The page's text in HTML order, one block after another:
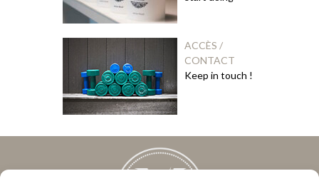
ACCÈS /
CONTACT
Keep in touch !